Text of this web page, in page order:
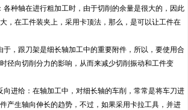
各种轴在进行粗加工时，由于切削的余量是很大的，因此
，在工件装夹上，采用卡顶法，那么，是可以让工件在
于，跟刀架是细长轴加工中的重要附件，所以，要使用合
径向切削分力的影响，从而来减少切削振动和工件变
向进给：在轴加工中，对细长轴的车削，常常是将车刀进
产生轴向伸长的趋势，不过，如果采用卡拉工具，并进